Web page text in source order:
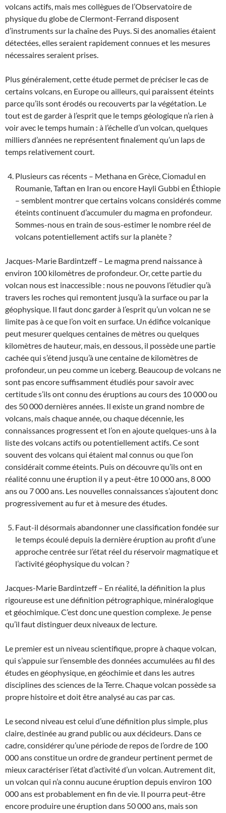
volcans actifs, mais mes collègues de l’Observatoire de
physique du globe de Clermont-Ferrand disposent
d’instruments sur la chaîne des Puys. Si des anomalies étaient
détectées, elles seraient rapidement connues et les mesures
nécessaires seraient prises.
Plus généralement, cette étude permet de préciser le cas de
certains volcans, en Europe ou ailleurs, qui paraissent éteints
parce qu’ils sont érodés ou recouverts par la végétation. Le
tout est de garder à l’esprit que le temps géologique n’a rien à
voir avec le temps humain : à l’échelle d’un volcan, quelques
milliers d’années ne représentent finalement qu’un laps de
temps relativement court.
Plusieurs cas récents – Methana en Grèce, Ciomadul en
Roumanie, Taftan en Iran ou encore Hayli Gubbi en Éthiopie
– semblent montrer que certains volcans considérés comme
éteints continuent d’accumuler du magma en profondeur.
Sommes-nous en train de sous-estimer le nombre réel de
volcans potentiellement actifs sur la planète ?
Jacques-Marie Bardintzeff – Le magma prend naissance à
environ 100 kilomètres de profondeur. Or, cette partie du
volcan nous est inaccessible : nous ne pouvons l’étudier qu’à
travers les roches qui remontent jusqu’à la surface ou par la
géophysique. Il faut donc garder à l’esprit qu’un volcan ne se
limite pas à ce que l’on voit en surface. Un édifice volcanique
peut mesurer quelques centaines de mètres ou quelques
kilomètres de hauteur, mais, en dessous, il possède une partie
cachée qui s’étend jusqu’à une centaine de kilomètres de
profondeur, un peu comme un iceberg. Beaucoup de volcans ne
sont pas encore suffisamment étudiés pour savoir avec
certitude s’ils ont connu des éruptions au cours des 10 000 ou
des 50 000 dernières années. Il existe un grand nombre de
volcans, mais chaque année, ou chaque décennie, les
connaissances progressent et l’on en ajoute quelques-uns à la
liste des volcans actifs ou potentiellement actifs. Ce sont
souvent des volcans qui étaient mal connus ou que l’on
considérait comme éteints. Puis on découvre qu’ils ont en
réalité connu une éruption il y a peut-être 10 000 ans, 8 000
ans ou 7 000 ans. Les nouvelles connaissances s’ajoutent donc
progressivement au fur et à mesure des études.
Faut-il désormais abandonner une classification fondée sur
le temps écoulé depuis la dernière éruption au profit d’une
approche centrée sur l’état réel du réservoir magmatique et
l’activité géophysique du volcan ?
Jacques-Marie Bardintzeff – En réalité, la définition la plus
rigoureuse est une définition pétrographique, minéralogique
et géochimique. C’est donc une question complexe. Je pense
qu’il faut distinguer deux niveaux de lecture.
Le premier est un niveau scientifique, propre à chaque volcan,
qui s’appuie sur l’ensemble des données accumulées au fil des
études en géophysique, en géochimie et dans les autres
disciplines des sciences de la Terre. Chaque volcan possède sa
propre histoire et doit être analysé au cas par cas.
Le second niveau est celui d’une définition plus simple, plus
claire, destinée au grand public ou aux décideurs. Dans ce
cadre, considérer qu’une période de repos de l’ordre de 100
000 ans constitue un ordre de grandeur pertinent permet de
mieux caractériser l’état d’activité d’un volcan. Autrement dit,
un volcan qui n’a connu aucune éruption depuis environ 100
000 ans est probablement en fin de vie. Il pourra peut-être
encore produire une éruption dans 50 000 ans, mais son